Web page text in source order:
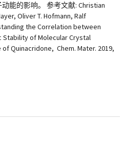
能的影响。 参考文献: Christian
Oliver T. Hofmann, Ralf
the Correlation between
Stability of Molecular Crystal
Quinacridone, Chem. Mater. 2019,